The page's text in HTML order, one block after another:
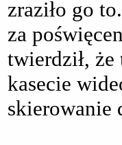
zraziło go
za
twierdził,
kasecie
skierowanie